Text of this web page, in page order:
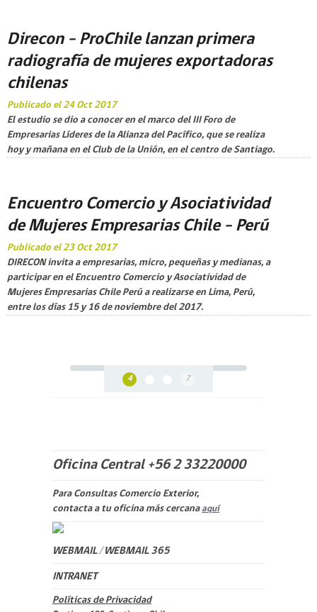
Direcon – ProChile lanzan primera
radiografía de mujeres exportadoras
chilenas
Publicado el 24 Oct 2017
El estudio se dio a conocer en el marco del III Foro de
Empresarias Líderes de la Alianza del Pacífico, que se realiza
hoy y mañana en el Club de la Unión, en el centro de Santiago.
Encuentro Comercio y Asociatividad
de Mujeres Empresarias Chile – Perú
Publicado el 23 Oct 2017
DIRECON invita a empresarias, micro, pequeñas y medianas, a
participar en el Encuentro Comercio y Asociatividad de
Mujeres Empresarias Chile Perú a realizarse en Lima, Perú,
entre los días 15 y 16 de noviembre del 2017.
4 7
Oficina Central +56 2 33220000
Para Consultas Comercio Exterior,
contacta a tu oficina más cercana aquí
WEBMAIL/ WEBMAIL 365
INTRANET
Políticas de Privacidad